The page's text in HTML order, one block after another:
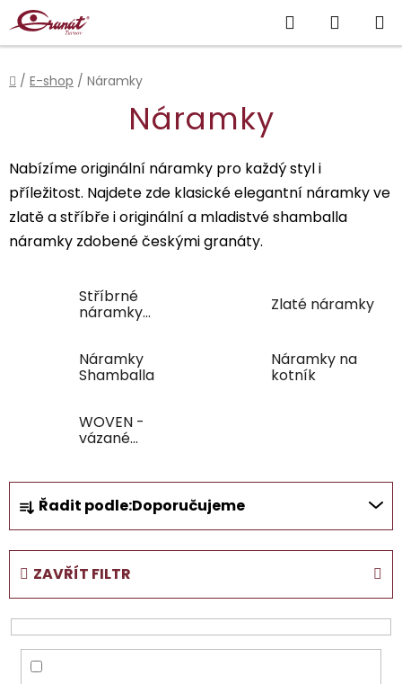
Přejít
na
obsah
Hledat
KOŠÍK
Domů
/ E-shop / Náramky
Náramky
Nabízíme originální náramky pro každý styl i
příležitost. Najdete zde klasické elegantní náramky ve
zlatě a stříbře i originální a mladistvé shamballa
náramky zdobené českými granáty.
Stříbrné
náramky Zlaté náramky
Náramky
Shamballa
Náramky na
kotník
WOVEN -
vázané
Ř
a
z
e
n
í
p
Řadit podle:Doporučujeme
ZAVŘÍT FILTR